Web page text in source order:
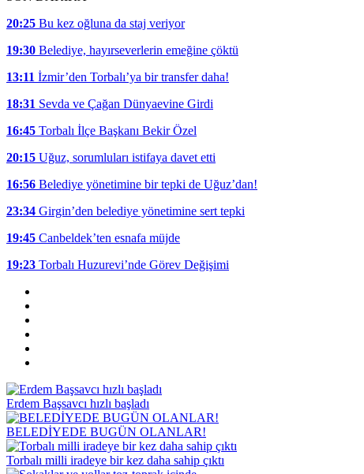
20:25 Bu kez oğluna da staj veriyor
19:30 Belediye, hayırseverlerin emeğine çöktü
13:11 İzmir’den Torbalı’ya bir transfer daha!
18:31 Sevda ve Çağan Dünyaevine Girdi
16:45 Torbalı İlçe Başkanı Bekir Özel
20:15 Uğuz, sorumluları istifaya davet etti
16:56 Belediye yönetimine bir tepki de Uğuz’dan!
23:34 Girgin’den belediye yönetimine sert tepki
19:45 Canbeldek’ten esnafa müjde
19:23 Torbalı Huzurevi’nde Görev Değişimi
Erdem Başsavcı hızlı başladı
BELEDİYEDE BUGÜN OLANLAR!
Torbalı milli iradeye bir kez daha sahip çıktı